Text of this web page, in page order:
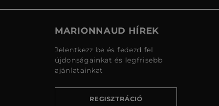
MARIONNAUD HÍREK
Jelentkezz be és fedezd fel
újdonságainkat és legfrisebb
ajánlatainkat
REGISZTRÁCIÓ